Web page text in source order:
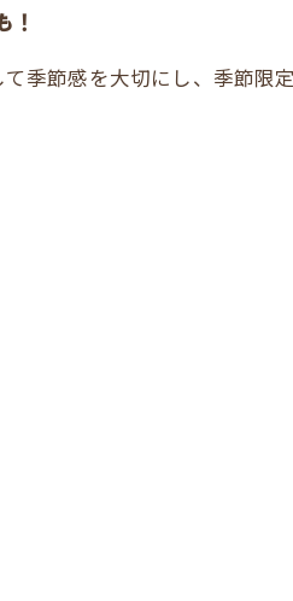
！
季節感を大切にし、季節限